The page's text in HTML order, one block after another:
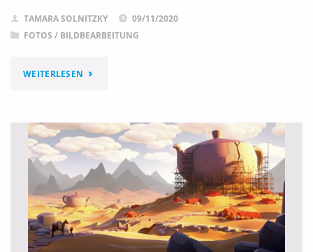
TAMARA SOLNITZKY
09/11/2020
FOTOS / BILDBEARBEITUNG
WEITERLESEN "BLABBERIZE"